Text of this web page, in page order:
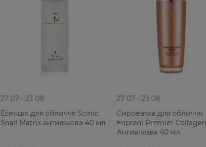
27 07 - 23 08
Есенція для обличчя Scinic
Snail Matrix антивікова 40 мл
27 07 - 23 08
Сироватка для обличчя
Enprani Premier Collagen
Антивікова 40 мл